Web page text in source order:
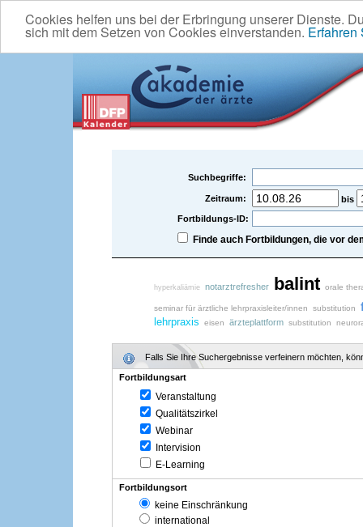
Cookies helfen uns bei der Erbringung unserer Dienste.
sich mit dem Setzen von Cookies einverstanden. Erfahren
Suchbegriffe:
Zeitraum:
bis
Fortbildungs-ID:
Finde auch Fortbildungen, die vor
hyperkaliämie notarztrefresher balint orale
seminar für ärztliche lehrpraxisleiter/innen substitution
lehrpraxis eisen ärzteplattform substitution
Falls Sie Ihre Suchergebnisse verfeinern möchten,
Fortbildungsart
Veranstaltung
Qualitätszirkel
Webinar
Intervision
E-Learning
Fortbildungsort
keine Einschränkung
international